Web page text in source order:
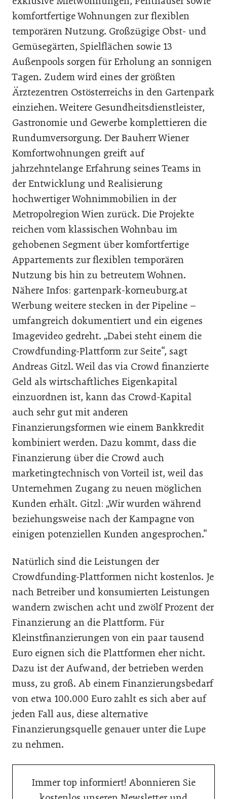
komfortfertige Wohnungen zur flexiblen
temporären Nutzung. Großzügige Obst- und
Gemüsegärten, Spielflächen sowie 13
Außenpools sorgen für Erholung an sonnigen
Tagen. Zudem wird eines der größten
Ärztezentren Ostösterreichs in den Gartenpark
einziehen. Weitere Gesundheitsdienstleister,
Gastronomie und Gewerbe komplettieren die
Rundumversorgung. Der Bauherr Wiener
Komfortwohnungen greift auf
jahrzehntelange Erfahrung seines Teams in
der Entwicklung und Realisierung
hochwertiger Wohnimmobilien in der
Metropolregion Wien zurück. Die Projekte
reichen vom klassischen Wohnbau im
gehobenen Segment über komfortfertige
Appartements zur flexiblen temporären
Nutzung bis hin zu betreutem Wohnen.
Nähere Infos: gartenpark-korneuburg.at
Werbung weitere stecken in der Pipeline –
umfangreich dokumentiert und ein eigenes
Imagevideo gedreht. „Dabei steht einem die
Crowdfunding-Plattform zur Seite“, sagt
Andreas Gitzl. Weil das via Crowd finanzierte
Geld als wirtschaftliches Eigenkapital
einzuordnen ist, kann das Crowd-Kapital
auch sehr gut mit anderen
Finanzierungsformen wie einem Bankkredit
kombiniert werden. Dazu kommt, dass die
Finanzierung über die Crowd auch
marketingtechnisch von Vorteil ist, weil das
Unternehmen Zugang zu neuen möglichen
Kunden erhält. Gitzl: „Wir wurden während
beziehungsweise nach der Kampagne von
einigen potenziellen Kunden angesprochen.“
Natürlich sind die Leistungen der
Crowdfunding-Plattformen nicht kostenlos. Je
nach Betreiber und konsumierten Leistungen
wandern zwischen acht und zwölf Prozent der
Finanzierung an die Plattform. Für
Kleinstfinanzierungen von ein paar tausend
Euro eignen sich die Plattformen eher nicht.
Dazu ist der Aufwand, der betrieben werden
muss, zu groß. Ab einem Finanzierungsbedarf
von etwa 100.000 Euro zahlt es sich aber auf
jeden Fall aus, diese alternative
Finanzierungsquelle genauer unter die Lupe
zu nehmen.
Immer top informiert! Abonnieren Sie